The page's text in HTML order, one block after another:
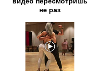
не раз